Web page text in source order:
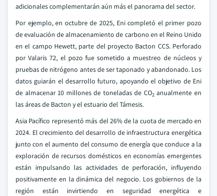
adicionales complementarán aún más el panorama del sector.
Por ejemplo, en octubre de 2025, Eni completó el primer pozo
de evaluación de almacenamiento de carbono en el Reino Unido
en el campo Hewett, parte del proyecto Bacton CCS. Perforado
por Valaris 72, el pozo fue sometido a muestreo de núcleos y
pruebas de nitrógeno antes de ser taponado y abandonado. Los
datos guiarán el desarrollo futuro, apoyando el objetivo de Eni
de almacenar 10 millones de toneladas de CO2anualmente en
las áreas de Bacton y el estuario del Támesis.
Asia Pacífico representó más del 26% de la cuota de mercado en
2024. El crecimiento del desarrollo de infraestructura energética
junto con el aumento del consumo de energía que conduce a la
exploración de recursos domésticos en economías emergentes
están impulsando las actividades de perforación, influyendo
positivamente en la dinámica del negocio. Los gobiernos de la
región están invirtiendo en seguridad energética e